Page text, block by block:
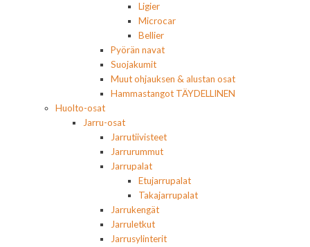
Ligier
Microcar
Bellier
Pyörän navat
Suojakumit
Muut ohjauksen & alustan osat
Hammastangot TÄYDELLINEN
Huolto-osat
Jarru-osat
Jarrutiivisteet
Jarrurummut
Jarrupalat
Etujarrupalat
Takajarrupalat
Jarrukengät
Jarruletkut
Jarrusylinterit